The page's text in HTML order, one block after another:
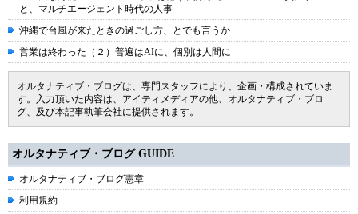
と、マルチエージェント時代の人事
沖縄で台風が来たときの過ごし方、とでも言うか
営業は終わった（２）普遍はAIに、個別は人間に
オルタナティブ・ブログは、専門スタッフにより、企画・構成されていま
す。入力頂いた内容は、アイティメディアの他、オルタナティブ・ブロ
グ、及び本記事執筆会社に提供されます。
オルタナティブ・ブログ GUIDE
オルタナティブ・ブログ憲章
利用規約